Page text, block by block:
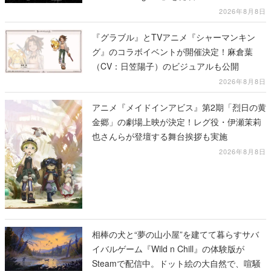
2026年8月8日
『グラブル』とTVアニメ『シャーマンキン
グ』のコラボイベントが開催決定！麻倉葉
（CV：日笠陽子）のビジュアルも公開
2026年8月8日
アニメ『メイドインアビス』第2期「烈日の黄
金郷」の劇場上映が決定！レグ役・伊瀬茉莉
也さんらが登壇する舞台挨拶も実施
2026年8月8日
相棒の犬と“夢の山小屋”を建てて暮らすサバ
イバルゲーム『Wild n Chill』の体験版が
Steamで配信中。ドット絵の大自然で、喧騒